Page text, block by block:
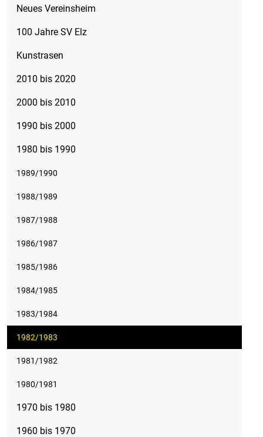
Neues Vereinsheim
100 Jahre SV Elz
Kunstrasen
2010 bis 2020
2000 bis 2010
1990 bis 2000
1980 bis 1990
1989/1990
1988/1989
1987/1988
1986/1987
1985/1986
1984/1985
1983/1984
1982/1983
1981/1982
1980/1981
1970 bis 1980
1960 bis 1970